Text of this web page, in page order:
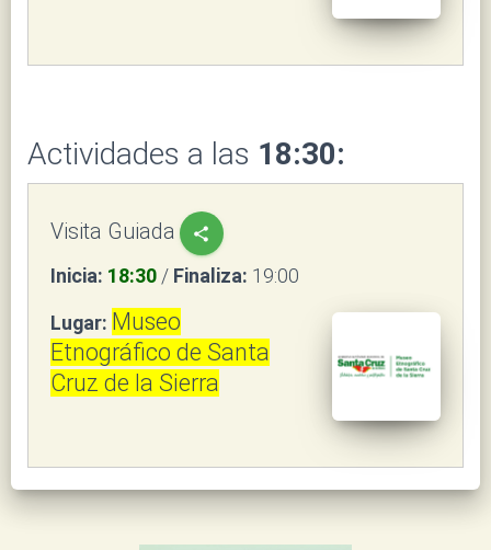
Actividades a las 18:30:
Visita Guiada share
Inicia: 18:30 / Finaliza: 19:00
Lugar: Museo
Etnográfico de Santa
Cruz de la Sierra